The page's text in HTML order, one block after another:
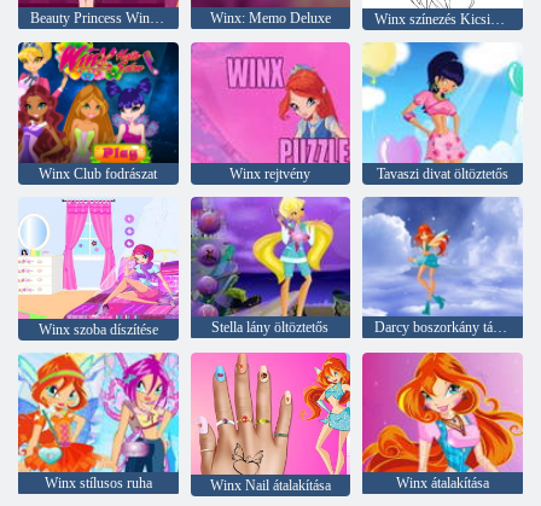
Beauty Princess Winx stílus Winx: Memo Deluxe Winx színezés Kicsiknek
Winx Club fodrászat Winx rejtvény Tavaszi divat öltöztetős
Winx szoba díszítése Stella lány öltöztetős Darcy boszorkány támad
Winx stílusos ruha Winx Nail átalakítása Winx átalakítása